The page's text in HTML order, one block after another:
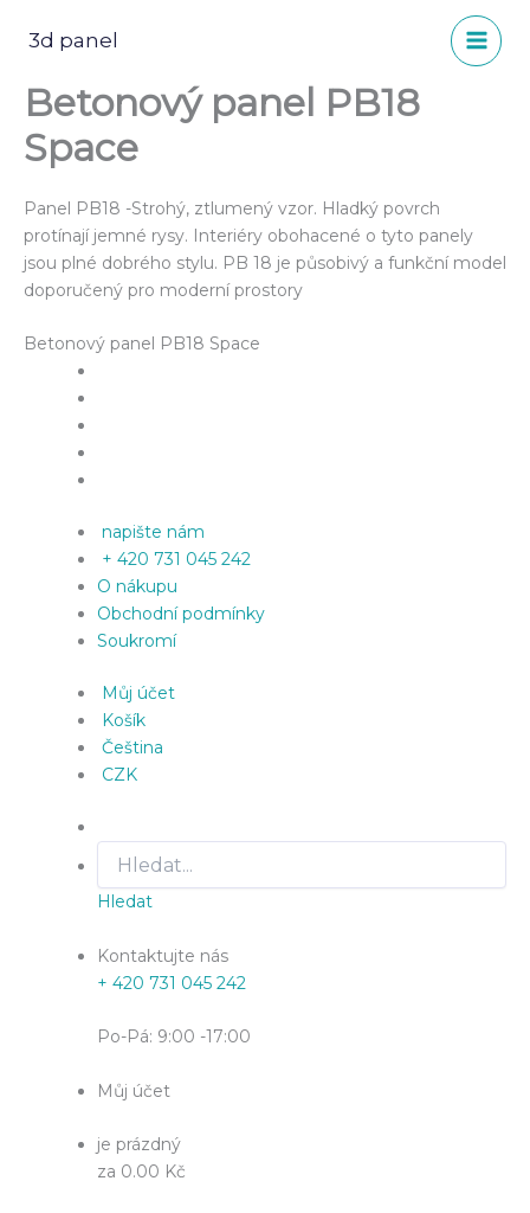
3d panel
Betonový panel PB18
Space
Panel PB18 -Strohý, ztlumený vzor. Hladký povrch
protínají jemné rysy. Interiéry obohacené o tyto panely
jsou plné dobrého stylu. PB 18 je působivý a funkční model
doporučený pro moderní prostory
Betonový panel PB18 Space
napište nám
+ 420 731 045 242
O nákupu
Obchodní podmínky
Soukromí
Můj účet
Košík
Čeština
CZK
Hledat
Kontaktujte nás
+ 420 731 045 242
Po-Pá: 9:00 -17:00
Můj účet
je prázdný
za 0.00 Kč